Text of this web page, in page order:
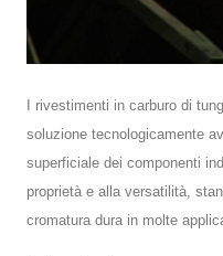
I rivestimenti in carburo di
soluzione tecnologicamente
superficiale dei componenti
proprietà e alla versatilità,
cromatura dura in molte